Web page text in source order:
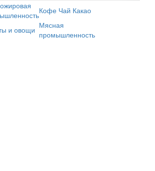
Кофе Чай Какао
и овощи Мясная
промышленность